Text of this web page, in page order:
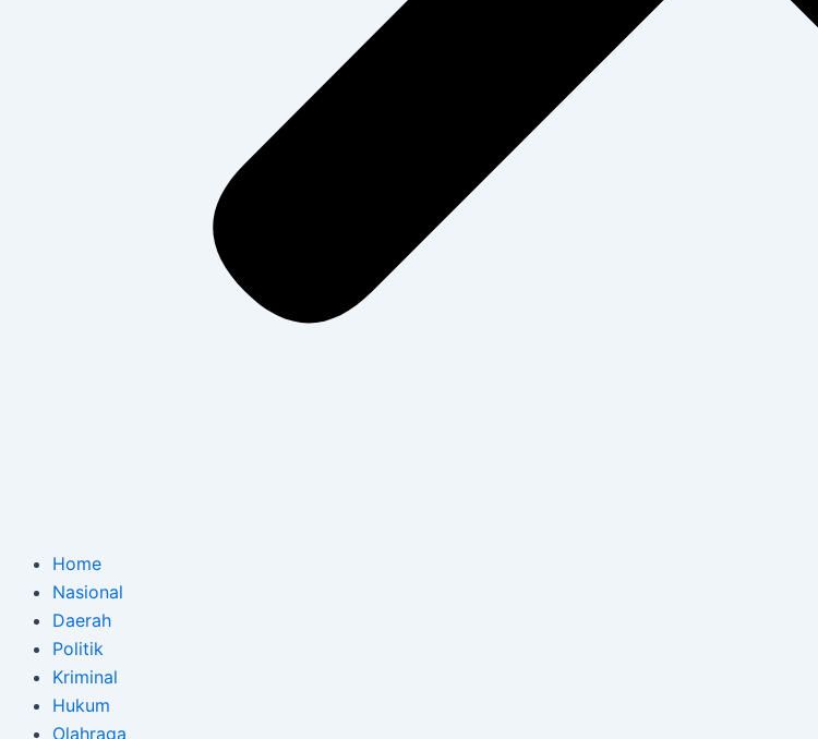
Home
Nasional
Daerah
Politik
Kriminal
Hukum
Olahraga